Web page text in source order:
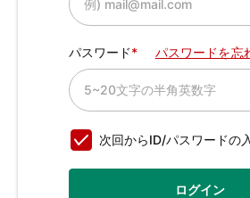
パスワード パスワードを忘
次回からID/パスワードの
ログイン